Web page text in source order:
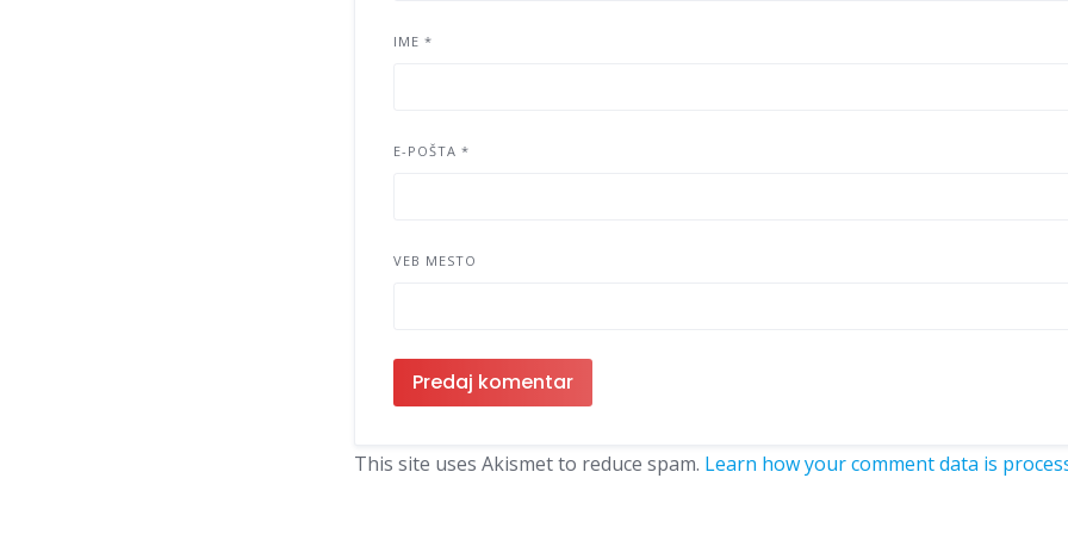
IME*
E-POŠTA*
VEB MESTO
This site uses Akismet to reduce spam. Learn how your comment data is